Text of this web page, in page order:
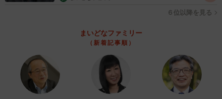
６位以降を見る
まいどなファミリー
（新着記事順）